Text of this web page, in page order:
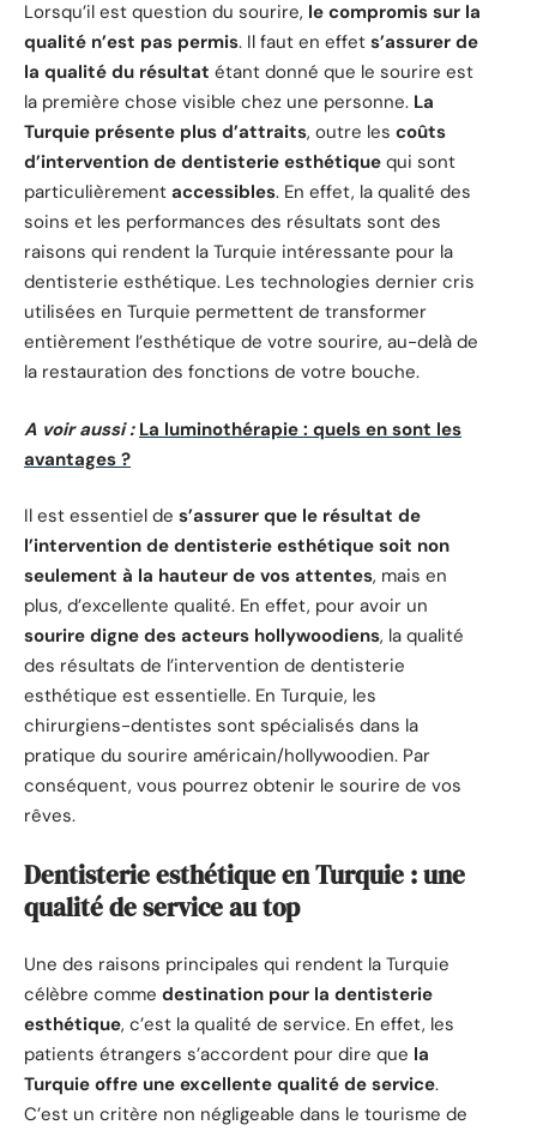
Lorsqu’il est question du sourire, le compromis sur la
qualité n’est pas permis. Il faut en effet s’assurer de
la qualité du résultat étant donné que le sourire est
la première chose visible chez une personne. La
Turquie présente plus d’attraits, outre les coûts
d’intervention de dentisterie esthétique qui sont
particulièrement accessibles. En effet, la qualité des
soins et les performances des résultats sont des
raisons qui rendent la Turquie intéressante pour la
dentisterie esthétique. Les technologies dernier cris
utilisées en Turquie permettent de transformer
entièrement l’esthétique de votre sourire, au-delà de
la restauration des fonctions de votre bouche.
A voir aussi : La luminothérapie : quels en sont les
avantages ?
Il est essentiel de s’assurer que le résultat de
l’intervention de dentisterie esthétique soit non
seulement à la hauteur de vos attentes, mais en
plus, d’excellente qualité. En effet, pour avoir un
sourire digne des acteurs hollywoodiens, la qualité
des résultats de l’intervention de dentisterie
esthétique est essentielle. En Turquie, les
chirurgiens-dentistes sont spécialisés dans la
pratique du sourire américain/hollywoodien. Par
conséquent, vous pourrez obtenir le sourire de vos
rêves.
Dentisterie esthétique en Turquie : une
qualité de service au top
Une des raisons principales qui rendent la Turquie
célèbre comme destination pour la dentisterie
esthétique, c’est la qualité de service. En effet, les
patients étrangers s’accordent pour dire que la
Turquie offre une excellente qualité de service.
C’est un critère non négligeable dans le tourisme de